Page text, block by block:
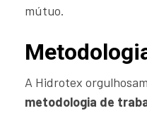
mútuo.
A Hidrotex
metodologia de